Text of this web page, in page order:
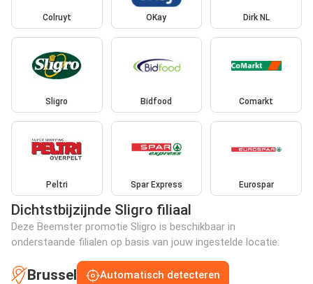
Colruyt OKay Dirk NL
Sligro Bidfood Comarkt
Peltri Spar Express Eurospar
Dichtstbijzijnde Sligro filiaal
Deze Beemster promotie Sligro is beschikbaar in
onderstaande filialen op basis van jouw ingestelde locatie:
Brussel Automatisch detecteren